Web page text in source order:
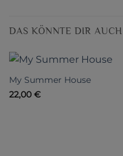
DAS KÖNNTE DIR
My Summer House
22,00 €